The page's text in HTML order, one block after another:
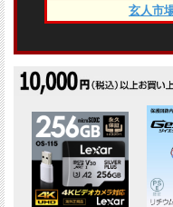
玄人市